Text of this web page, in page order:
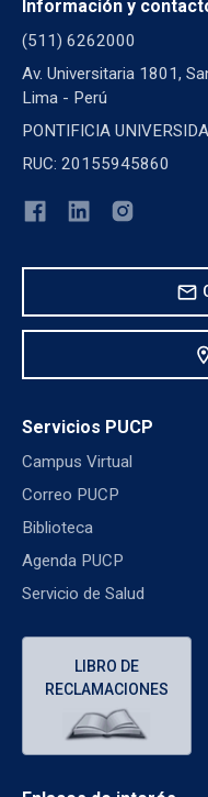
Información y
(511) 6262000
Av. Universitaria 1801,
Lima - Perú
PONTIFICIA
RUC: 20155945860
mail
Servicios PUCP
Campus Virtual
Correo PUCP
Biblioteca
Agenda PUCP
Servicio de Salud
LIBRO DE
RECLAMACIONES